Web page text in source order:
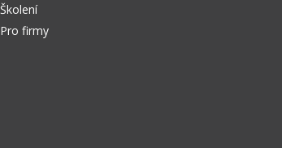
Školení
Pro firmy